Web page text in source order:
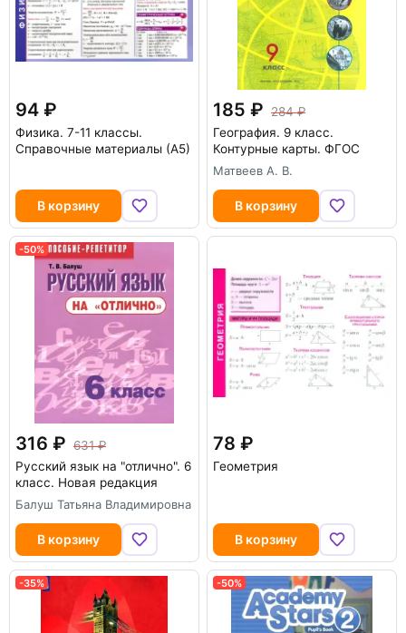
94
Физика. 7-11 классы.
Справочные материалы (А5)
В корзину
185
284
География. 9 класс.
Контурные карты. ФГОС
Матвеев А. В.
В корзину
-50%
316
631
Русский язык на "отлично". 6
класс. Новая редакция
Балуш Татьяна Владимировна
В корзину
78
Геометрия
В корзину
-35% -50%